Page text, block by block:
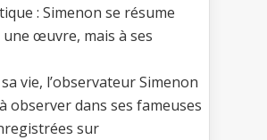
: Simenon se résume
une œuvre, mais à ses
vie, l’observateur Simenon
observer dans ses fameuses
sur